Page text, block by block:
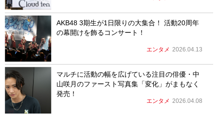
AKB48 3期生が1日限りの大集合！ 活動20周年
の幕開けを飾るコンサート！
エンタメ 2026.04.13
マルチに活動の幅を広げている注目の俳優・中
山咲月のファースト写真集「変化」がまもなく
発売！
エンタメ 2026.04.08